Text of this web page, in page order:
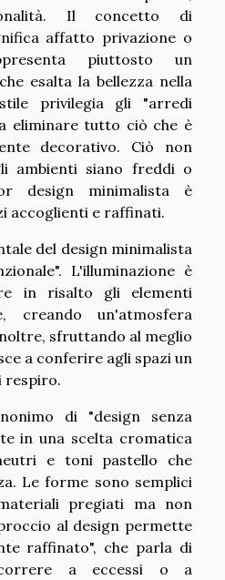
Il concetto di
affatto privazione o
piuttosto un
esalta la bellezza nella
privilegia gli "arredi
eliminare tutto ciò che è
decorativo. Ciò non
ambienti siano freddi o
design minimalista è
accoglienti e raffinati.
del design minimalista
L'illuminazione è
in risalto gli elementi
creando un'atmosfera
sfruttando al meglio
a conferire agli spazi un
respiro.
di "design senza
in una scelta cromatica
e toni pastello che
Le forme sono semplici
pregiati ma non
al design permette
raffinato", che parla di
a eccessi o a